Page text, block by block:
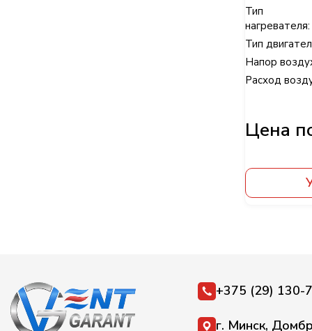
Тип
нагревателя:
Тип
Напор
Расход
+375 (29) 130-
г. Минск,